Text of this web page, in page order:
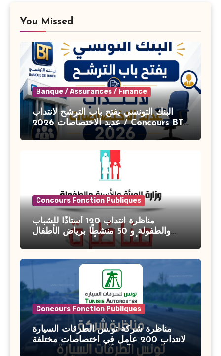
You Missed
Banque / Assurances / Finance
البنك التونسي يفتح باب الترشح لانتداب
عديد الاختصاصات 2026 / Concours BT
Banque de Tunisie 2026
Concours Fonction Publiques
مناظرة انتداب 120 أستاذًا للشباب
والطفولة و 50 منشطًا برياض الأطفال
بوزارة الأسرة والمرأة والطفولة وكبار
السن آخر أجل للتسجيل : 27 جويلية 2026
Concours Fonction Publiques
مناظرة شركة تونس الطرقات السيارة
لانتداب 200 عامل في اختصاصات مختلفة
آخر أجل : 21 جويلية 2026